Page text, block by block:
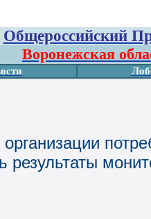
Общероссийский
Воронежская